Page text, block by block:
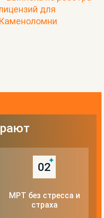
02
МРТ без стресса и
страха